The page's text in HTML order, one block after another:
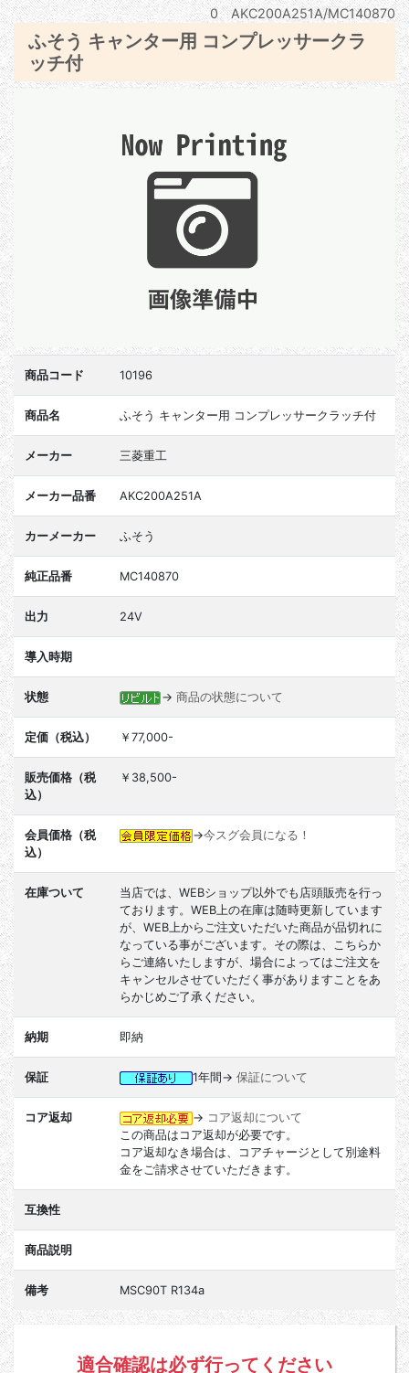
0 AKC200A251A/MC140870
ふそう キャンター用 コンプレッサークラ
ッチ付
商品コード 10196
商品名 ふそう キャンター用 コンプレッサークラッチ付
メーカー 三菱重工
メーカー品番 AKC200A251A
カーメーカー ふそう
純正品番 MC140870
出力 24V
導入時期
状態 → 商品の状態について
定価（税込） ￥77,000-
販売価格（税
込）
￥38,500-
会員価格（税
込）
→今スグ会員になる！
在庫ついて
当店では、WEBショップ以外でも店頭販売を行っ
ております。WEB上の在庫は随時更新しています
が、WEB上からご注文いただいた商品が品切れに
なっている事がございます。その際は、こちらか
らご連絡いたしますが、場合によってはご注文を
キャンセルさせていただく事がありますことをあ
らかじめご了承ください。
納期 即納
保証 1年間→ 保証について
コア返却 → コア返却について
この商品はコア返却が必要です。
コア返却なき場合は、コアチャージとして別途料
金をご請求させていただきます。
互換性
商品説明
備考 MSC90T R134a
適合確認は必ず行ってください